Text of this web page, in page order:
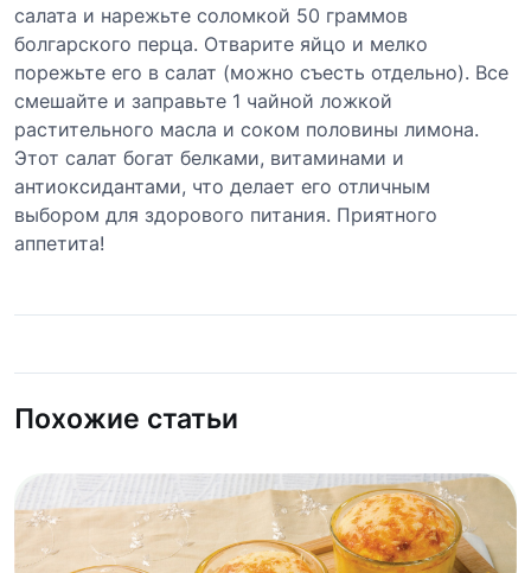
салата и нарежьте соломкой 50 граммов
болгарского перца. Отварите яйцо и мелко
порежьте его в салат (можно съесть отдельно). Все
смешайте и заправьте 1 чайной ложкой
растительного масла и соком половины лимона.
Этот салат богат белками, витаминами и
антиоксидантами, что делает его отличным
выбором для здорового питания. Приятного
аппетита!
Похожие статьи